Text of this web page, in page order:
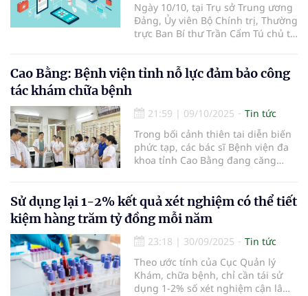
Ngày 10/10, tại Trụ sở Trung ương
Đảng, Ủy viên Bộ Chính trị, Thường
trực Ban Bí thư Trần Cẩm Tú chủ trì
về triển khai Nghị quyết số 72-
Cao Bằng: Bệnh viện tỉnh nỗ lực đảm bảo công
tác khám chữa bệnh
21:59 | 09/10/2025
Tin tức
Trong bối cảnh thiên tai diễn biến
phức tạp, các bác sĩ Bệnh viện đa
khoa tỉnh Cao Bằng đang căng
bệnh cho người dân.
Sử dụng lại 1-2% kết quả xét nghiệm có thể tiết
kiệm hàng trăm tỷ đồng mỗi năm
23:18 | 30/09/2025
Tin tức
Theo ước tính của Cục Quản lý
Khám, chữa bệnh, chỉ cần tái sử
dụng 1-2% số xét nghiệm cận lâm